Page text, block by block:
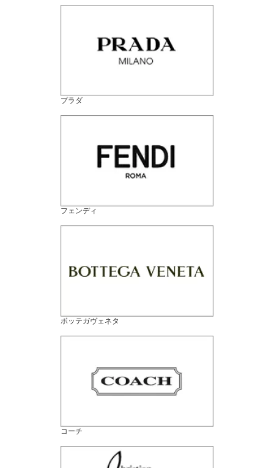
プラダ
フェンディ
ボッテガヴェネタ
コーチ